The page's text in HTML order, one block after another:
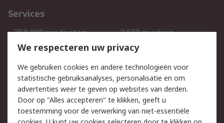
Services
750.000 producten
2.500 merken
Bestellen
Inkoopoplossingen
Track & Trace
Wettelijk
Cookiebeleid Email veiligheid
We respecteren uw privacy
We gebruiken cookies en andere technologieën voor
statistische gebruiksanalyses, personalisatie en om
advertenties weer te geven op websites van derden.
Door op "Alles accepteren" te klikken, geeft u
toestemming voor de verwerking van niet-essentiële